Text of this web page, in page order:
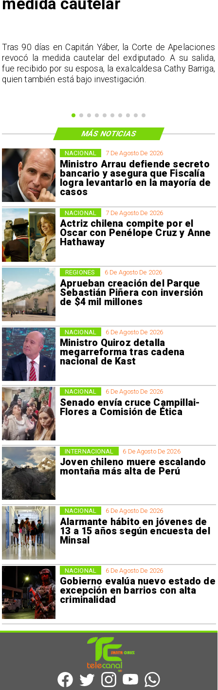
medida cautelar
Tras 90 días en Capitán Yáber, la Corte de Apelaciones
revocó la medida cautelar del exdiputado. A su salida,
fue recibido por su esposa, la exalcaldesa Cathy Barriga,
quien también está bajo investigación.
7 De Agosto De 2026
Ministro Arrau defiende secreto
bancario y asegura que Fiscalía
logra levantarlo en la mayoría de
casos
NACIONAL
7 De Agosto De 2026
Actriz chilena compite por el
Oscar con Penélope Cruz y Anne
Hathaway
NACIONAL
6 De Agosto De 2026
Aprueban creación del Parque
Sebastián Piñera con inversión
de $4 mil millones
REGIONES
6 De Agosto De 2026
Ministro Quiroz detalla
megarreforma tras cadena
nacional de Kast
NACIONAL
6 De Agosto De 2026
Senado envía cruce Campillai-
Flores a Comisión de Ética
NACIONAL
6 De Agosto De 2026
Joven chileno muere escalando
montaña más alta de Perú
INTERNACIONAL
6 De Agosto De 2026
Alarmante hábito en jóvenes de
13 a 15 años según encuesta del
Minsal
NACIONAL
6 De Agosto De 2026
Gobierno evalúa nuevo estado de
excepción en barrios con alta
criminalidad
NACIONAL
MÁS NOTICIAS